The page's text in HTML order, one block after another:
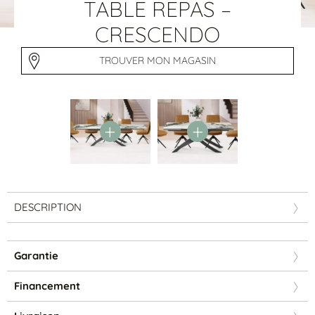
PAR FORME
PAR STYLE
Contemporain
TABLE REPAS –
CRESCENDO
TROUVER MON MAGASIN
DESCRIPTION
Garantie
Financement